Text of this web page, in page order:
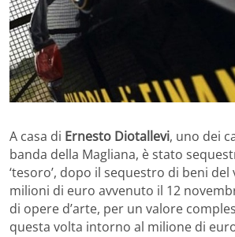
A casa di Ernesto Diotallevi, uno dei
banda della Magliana, è stato
‘tesoro’, dopo il sequestro di beni del
milioni di euro avvenuto il 12
di opere d’arte, per un valore
questa volta intorno al milione di